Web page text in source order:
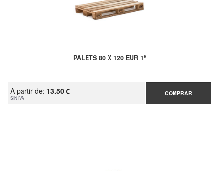
PALETS 80 X 120 EUR 1ª
A partir de: 13.50 €
SIN IVA
COMPRAR